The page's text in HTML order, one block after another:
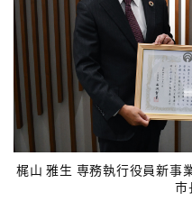
梶山 雅生 専務執行役員新事
市